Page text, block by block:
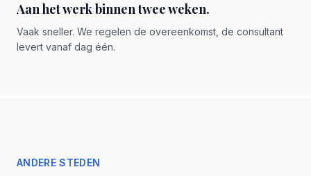
Aan het werk binnen twee weken.
Vaak sneller. We regelen de overeenkomst, de consultant
levert vanaf dag één.
ANDERE STEDEN